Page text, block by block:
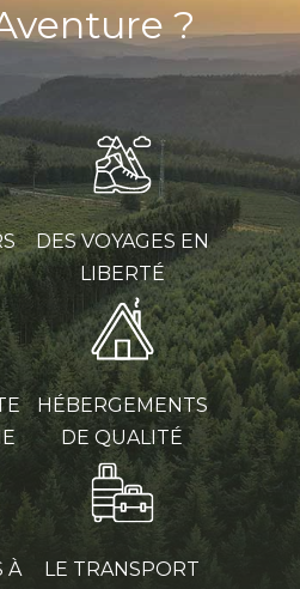
?
DES VOYAGES EN
LIBERTÉ
HÉBERGEMENTS
DE QUALITÉ
À
LE TRANSPORT